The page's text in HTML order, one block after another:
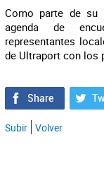
Como parte de su
agenda de
representantes
de Ultraport con los
Subir Volver